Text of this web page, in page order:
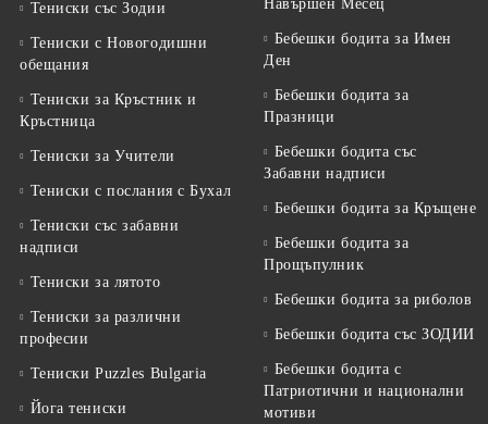
Тениски със Зодии
Тениски с Новогодишни
обещания
Тениски за Кръстник и
Кръстница
Тениски за Учители
Тениски с послания с Бухал
Тениски със забавни
надписи
Тениски за лятото
Тениски за различни
професии
Тениски Puzzles Bulgaria
Йога тениски
Навършен Месец
Бебешки бодита за Имен
Ден
Бебешки бодита за
Празници
Бебешки бодита със
Забавни надписи
Бебешки бодита за Кръщене
Бебешки бодита за
Прощъпулник
Бебешки бодита за риболов
Бебешки бодита със ЗОДИИ
Бебешки бодита с
Патриотични и национални
мотиви